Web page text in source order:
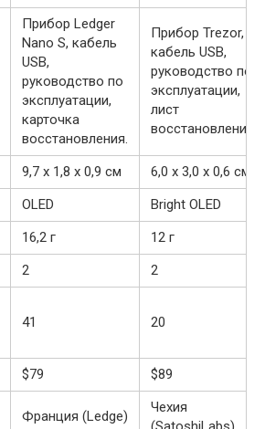
Прибор Ledger
Nano S, кабель
USB,
руководство по
эксплуатации,
карточка
восстановления.
Прибор Trezor,
кабель USB,
руководство по
эксплуатации,
лист
восстановления.
9,7 х 1,8 х 0,9 см
6,0 х 3,0 х 0,6 см
OLED
Bright OLED
16,2 г
12 г
2
2
41 20
$79 $89
Франция (Ledge)
Чехия